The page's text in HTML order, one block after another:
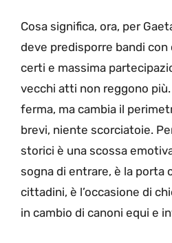
Cosa significa, ora, per
deve predisporre bandi
certi e massima
vecchi atti non reggono
ferma, ma cambia il
brevi, niente scorciatoie.
storici è una scossa
sogna di entrare, è la porta
cittadini, è l’occasione di
in cambio di canoni equi e